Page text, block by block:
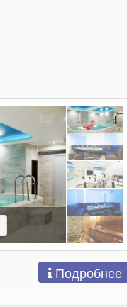
Подробнее